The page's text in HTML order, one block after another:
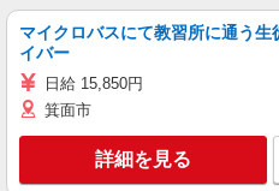
マイクロバスにて教習所に通う生
イバー
日給 15,850円
箕面市
詳細を見る